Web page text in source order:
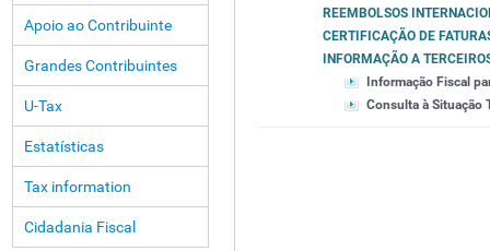
Apoio ao Contribuinte
Grandes Contribuintes
U-Tax
Estatísticas
Tax information
Cidadania Fiscal
REEMBOLSOS
CERTIFICAÇÃO DE
INFORMAÇÃO A
Informação Fiscal
Consulta à Situação